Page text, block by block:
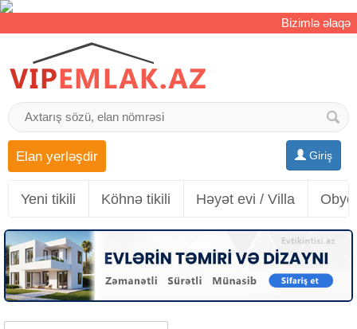
Bizimlə əlaqə
Giriş
Elan yerləşdir
Yeni tikili Köhnə tikili Həyət evi / Villa